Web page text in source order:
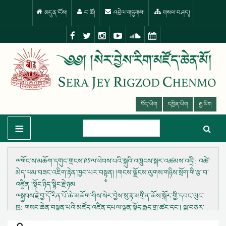
མདུན་ངོས། ང་ཚོ། འབྲེལ་གཏུགས། གསལ་བཤད།
བོད་ཡིག དབྱིན་ཡིག རྒྱ་ཡིག
≡
ྋགོང་ས་མཆོག་དགུང་གྲངས་༩༡ལ་ཕེབས་པའི་སྐུའི་འཁྲུངས་སྐར་འཚམས་འདྲི།: འཚེ་
མེད་ལམ་བཟང་འཇིག་རྟེན་ཁྱབ་པར་བསྟ༵ན། །གངས་ལྗོངས་ལུགས་གཉིས་སྲོག་གི་རྩ་བ་
འཛི༵ན །སྟོང་ཉིད་སྙིང་རྗེ་ཉམ
༸སྐྱབས་རྗེ་བྱ་དོ་རིན་པོ་ཆེ་མཆོག་གིས་སེར་བྱེས་སུ་རྟ་མགྲིན་ཆོས་སྐོར་གྱི་དབང་ལུང་
ཁྲ: གསང་ཆེན་བསྟན་པའི་མཛོད་འཛིན་དཔལ་ལྡན་སྟོད་རྒྱུད་གྲྭ་ཚང་དང་། སྐུ་བཅར་